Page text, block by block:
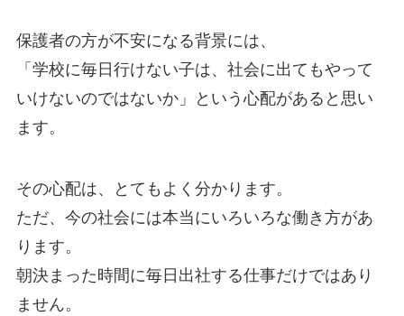
保護者の方が不安になる背景には、
「学校に毎日行けない子は、社会に出てもやって
いけないのではないか」という心配があると思い
ます。
その心配は、とてもよく分かります。
ただ、今の社会には本当にいろいろな働き方があ
ります。
朝決まった時間に毎日出社する仕事だけではあり
ません。